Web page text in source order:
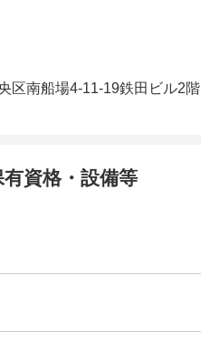
区南船場4-11-19鉄田ビル2階
資格・設備等